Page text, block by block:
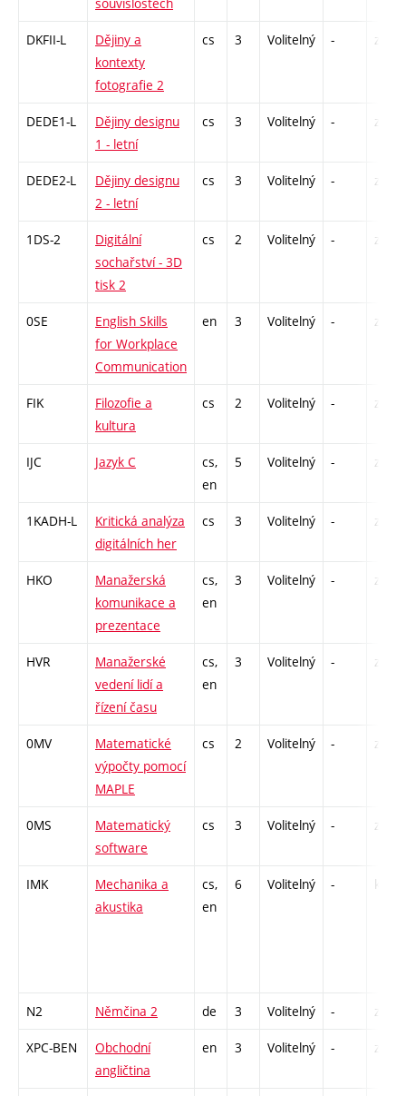
DKFII-L
Dějiny a
kontexty
fotografie 2
cs 3 Volitelný - zk
DEDE1-L
Dějiny designu
1 - letní
cs 3 Volitelný - zk
DEDE2-L
Dějiny designu
2 - letní
cs 3 Volitelný - zk
1DS-2
Digitální
sochařství - 3D
tisk 2
cs 2 Volitelný - zá
0SE
English Skills
for Workplace
Communication
en 3 Volitelný - zá,zk
FIK
Filozofie a
kultura
cs 2 Volitelný - zá
IJC Jazyk C
cs,
en
5 Volitelný - zk
1KADH-L
Kritická analýza
digitálních her
cs 3 Volitelný - zk
HKO
Manažerská
komunikace a
prezentace
cs,
en
3 Volitelný - zá
HVR
Manažerské
vedení lidí a
řízení času
cs,
en
3 Volitelný - zá
0MV
Matematické
výpočty pomocí
MAPLE
cs 2 Volitelný - zá
0MS
Matematický
software
cs 3 Volitelný - zá
IMK
Mechanika a
akustika
cs,
en
6 Volitelný - kl
N2 Němčina 2 de 3 Volitelný - zá,zk
XPC-BEN
Obchodní
angličtina
en 3 Volitelný - zá,zk